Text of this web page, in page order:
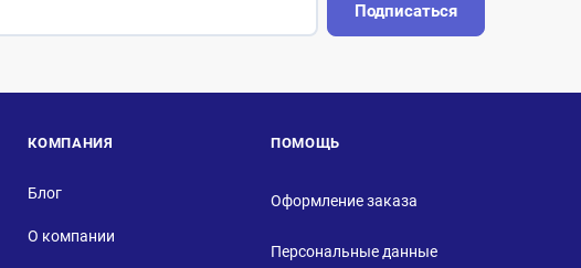
Подписаться
КОМПАНИЯ
Блог
О компании
ПОМОЩЬ
Оформление заказа
Персональные данные